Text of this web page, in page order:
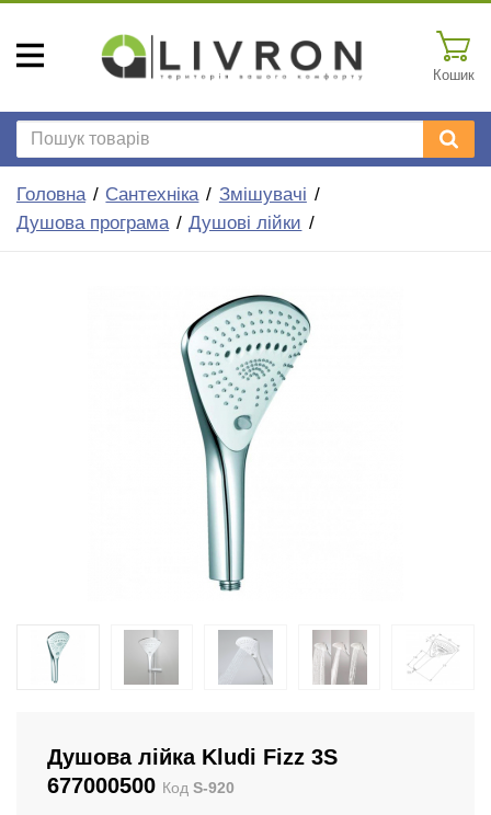
Кошик
Головна Сантехніка
Змішувачі
Душова програма
Душові лійки
Душова лійка Kludi Fizz 3S
677000500 Код S-920